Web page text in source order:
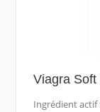
Viagra Soft
Ingrédient actif